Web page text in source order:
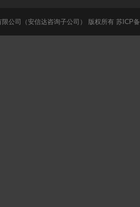
公司（安信达咨询子公司） 版权所有 苏ICP